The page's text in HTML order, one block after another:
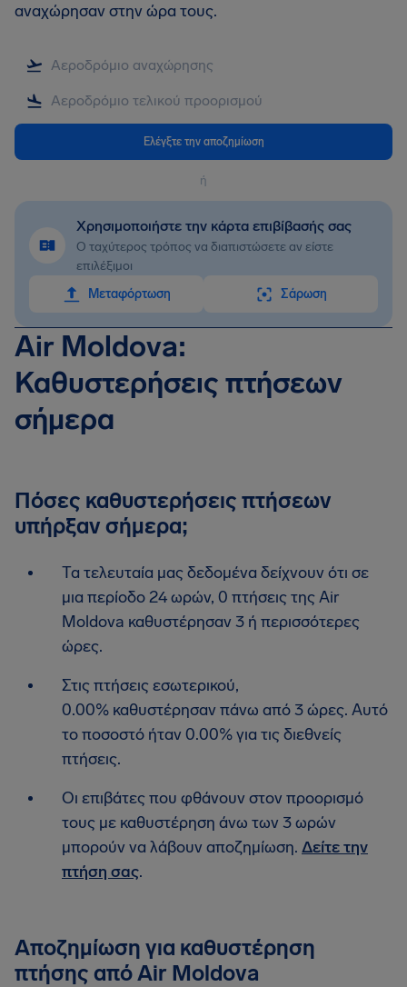
αναχώρησαν στην ώρα τους.
Ελέγξτε την αποζημίωση
ή
Χρησιμοποιήστε την κάρτα επιβίβασής σας
Ο ταχύτερος τρόπος να διαπιστώσετε αν είστε
επιλέξιμοι
Mεταφόρτωση
Σάρωση
Air Moldova:
Καθυστερήσεις πτήσεων
σήμερα
Πόσες καθυστερήσεις πτήσεων
υπήρξαν σήμερα;
Τα τελευταία μας δεδομένα δείχνουν ότι σε
μια περίοδο 24 ωρών, 0 πτήσεις της Air
Moldova καθυστέρησαν 3 ή περισσότερες
ώρες.
Στις πτήσεις εσωτερικού,
0.00% καθυστέρησαν πάνω από 3 ώρες. Αυτό
το ποσοστό ήταν 0.00% για τις διεθνείς
πτήσεις.
Οι επιβάτες που φθάνουν στον προορισμό
τους με καθυστέρηση άνω των 3 ωρών
μπορούν να λάβουν αποζημίωση. Δείτε την
πτήση σας.
Αποζημίωση για καθυστέρηση
πτήσης από Air Moldova